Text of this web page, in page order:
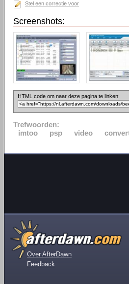
Stel een correctie voor
Screenshots:
HTML code om naar deze pagina te linken:
Trefwoorden:
imtoo
psp video
Over AfterDawn
Feedback